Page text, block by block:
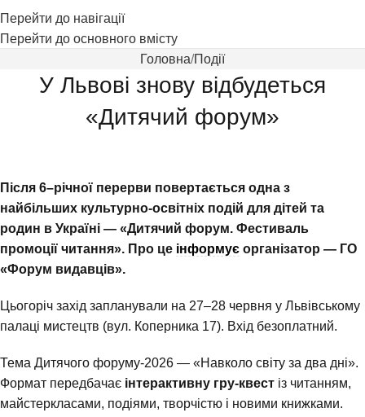
Перейти до навігації
Перейти до основного вмісту
Головна Події
У Львові знову відбудеться
«Дитячий форум»
Після 6–річної перерви повертається одна з
найбільших культурно-освітніх подій для дітей та
родин в Україні — «Дитячий форум. Фестиваль
промоції читання». Про це інформує організатор — ГО
«Форум видавців».
Цьогоріч захід запланували на 27–28 червня у Львівському
палаці мистецтв (вул. Коперника 17). Вхід безоплатний.
Тема Дитячого форуму-2026 — «Навколо світу за два дні».
Формат передбачає інтерактивну гру-квест із читанням,
майстеркласами, подіями, творчістю і новими книжками.